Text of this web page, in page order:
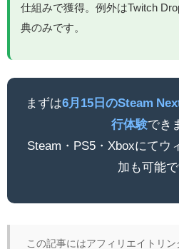
仕組みで獲得。例外はTwitch
典のみです。
まずは6月15日のSteam
行体験でき
Steam・PS5・Xboxにてウ
加も可能で
この記事にはアフィリエイトリ